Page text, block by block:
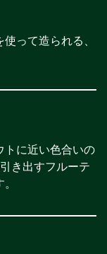
って造られる、
トに近い色合いの
き出すフルーテ